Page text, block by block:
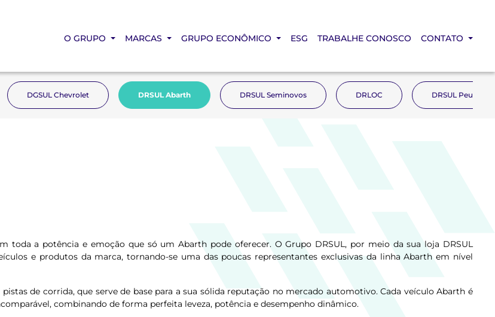
O GRUPO MARCAS GRUPO ECONÔMICO ESG TRABALHE CONOSCO CONTATO
DGSUL Chevrolet DRSUL Abarth DRSUL Seminovos DRLOC DRSUL Peugeot
toda a potência e emoção que só um Abarth pode oferecer. O Grupo DRSUL, por meio da sua loja DRSUL
e produtos da marca, tornando-se uma das poucas representantes exclusivas da linha Abarth em nível
de corrida, que serve de base para a sua sólida reputação no mercado automotivo. Cada veículo Abarth é
combinando de forma perfeita leveza, potência e desempenho dinâmico.